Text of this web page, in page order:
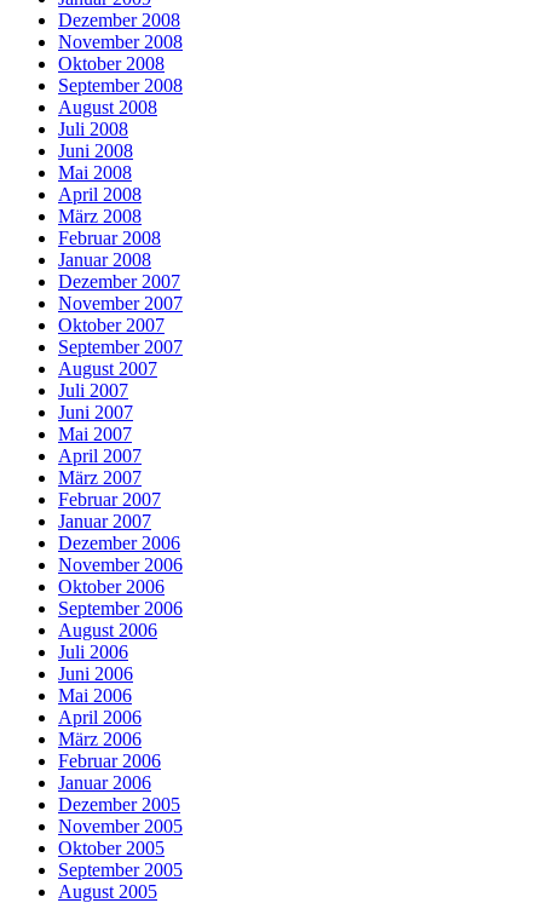
Dezember 2008
November 2008
Oktober 2008
September 2008
August 2008
Juli 2008
Juni 2008
Mai 2008
April 2008
März 2008
Februar 2008
Januar 2008
Dezember 2007
November 2007
Oktober 2007
September 2007
August 2007
Juli 2007
Juni 2007
Mai 2007
April 2007
März 2007
Februar 2007
Januar 2007
Dezember 2006
November 2006
Oktober 2006
September 2006
August 2006
Juli 2006
Juni 2006
Mai 2006
April 2006
März 2006
Februar 2006
Januar 2006
Dezember 2005
November 2005
Oktober 2005
September 2005
August 2005